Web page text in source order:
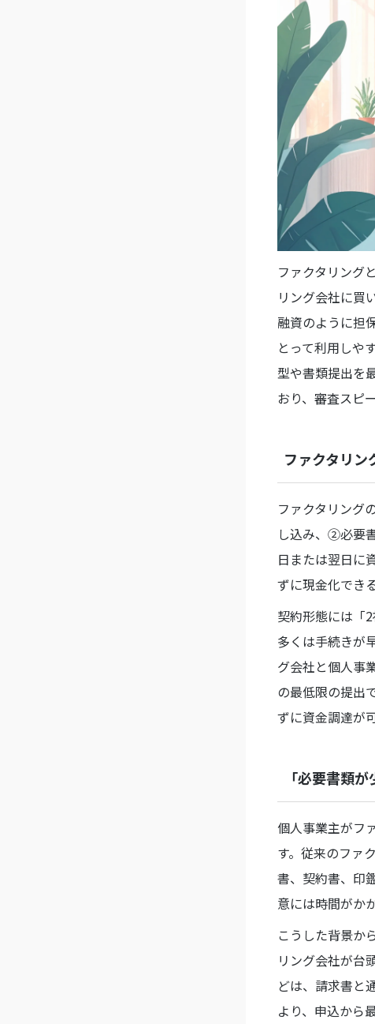
ファクタリング
リング会社に買
融資のように担
とって利用しや
型や書類提出を
おり、審査スピ
ファクタリン
ファクタリング
し込み、②必要
日または翌日に
ずに現金化でき
契約形態には「
多くは手続きが
グ会社と個人事
の最低限の提出
ずに資金調達が
「必要書類
個人事業主がフ
す。従来のファ
書、契約書、印
意には時間がか
こうした背景か
リング会社が台
どは、請求書と
より、申込から